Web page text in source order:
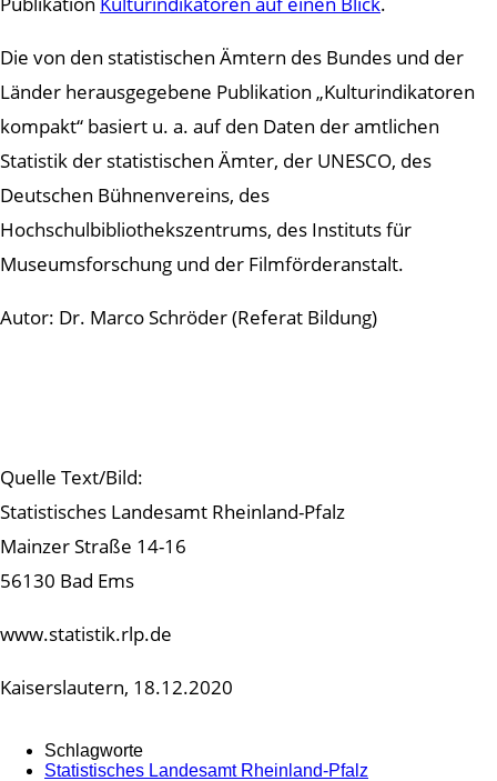
Die von den statistischen Ämtern des Bundes und der
Länder herausgegebene Publikation „Kulturindikatoren
kompakt“ basiert u. a. auf den Daten der amtlichen
Statistik der statistischen Ämter, der UNESCO, des
Deutschen Bühnenvereins, des
Hochschulbibliothekszentrums, des Instituts für
Museumsforschung und der Filmförderanstalt.
Autor: Dr. Marco Schröder (Referat Bildung)
Quelle Text/Bild:
Statistisches Landesamt Rheinland-Pfalz
Mainzer Straße 14-16
56130 Bad Ems
www.statistik.rlp.de
Kaiserslautern, 18.12.2020
Schlagworte
Statistisches Landesamt Rheinland-Pfalz